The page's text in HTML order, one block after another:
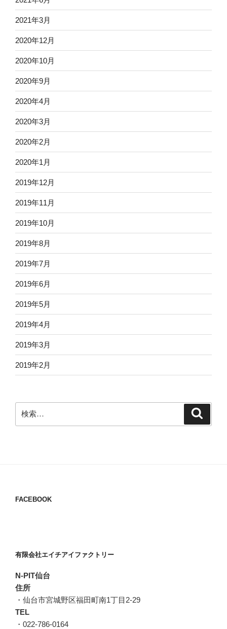
2021年3月
2020年12月
2020年10月
2020年9月
2020年4月
2020年3月
2020年2月
2020年1月
2019年12月
2019年11月
2019年10月
2019年8月
2019年7月
2019年6月
2019年5月
2019年4月
2019年3月
2019年2月
索:
FACEBOOK
有限会社エイチアイファクトリー
N-PIT仙台
住所
・仙台市宮城野区福田町南1丁目2-29
TEL
・022-786-0164